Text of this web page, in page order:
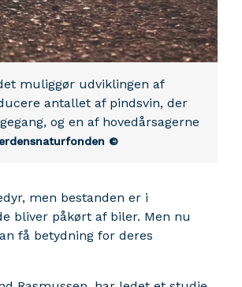
muliggør udviklingen af
antallet af pindsvin, der
og en af hovedårsagerne
©
men bestanden er i
bliver påkørt af biler. Men nu
få betydning for deres